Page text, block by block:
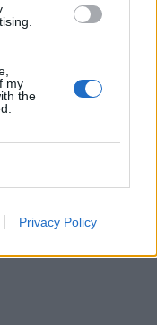
my
the
Privacy Policy